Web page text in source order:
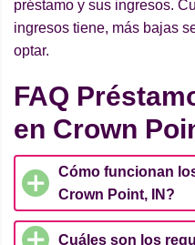
préstamo y sus ingresos.
ingresos tiene, más bajas
optar.
FAQ
en Crown
Cómo funcionan
Crown Point, IN?
Cuáles son los